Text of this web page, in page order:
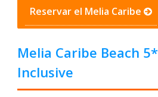
Reservar el Melia Caribe
Melia Caribe Beach
Inclusive